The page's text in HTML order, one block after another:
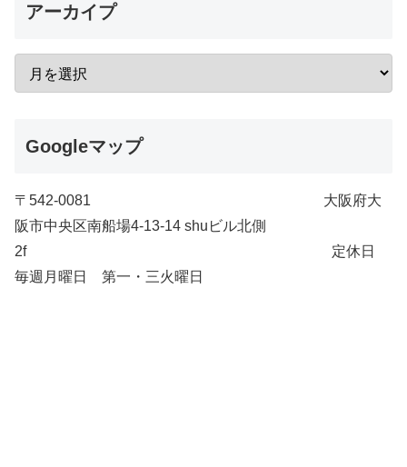
アーカイプ
Googleマップ
〒542-0081 大阪府大
阪市中央区南船場4-13-14 shuビル北側
2f 定休日
毎週月曜日 第一・三火曜日